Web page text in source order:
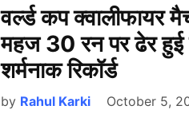
वर्ल्ड कप क्वालीफायर
महज 30 रन पर ढेर हुई
शर्मनाक रिकॉर्ड
by Rahul Karki October 5,